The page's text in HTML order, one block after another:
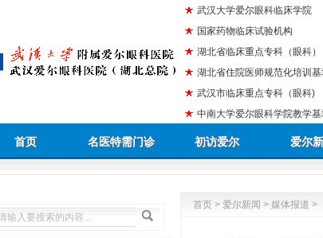
武汉大学爱尔眼科临床学院
国家药物临床试验机构
湖北省临床重点专科（眼科）
湖北省住院医师规范化培训
武汉市临床重点专科（眼科)
中南大学爱尔眼科学院教学
首页 名医特需门诊 初访爱尔 爱尔
首页 > 爱尔新闻 > 媒体报道 >